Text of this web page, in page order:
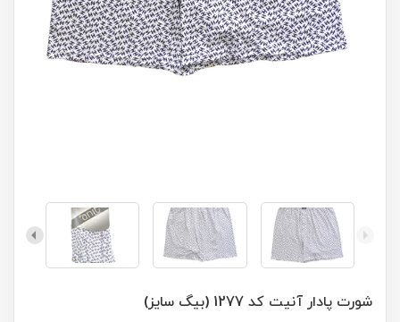
شورت پادار آنیت کد 1277 (بیگ سایز)